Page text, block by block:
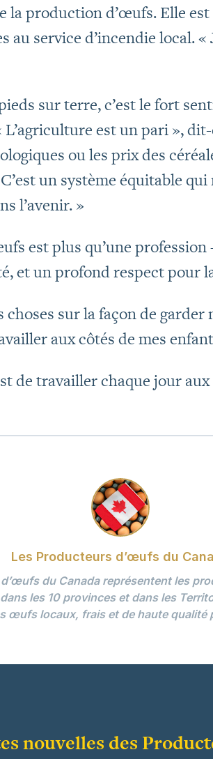
la production d’œufs. Elle
au service d’incendie local.
sur terre, c’est le fort
est un pari »,
ou les prix des
un système équitable
l’avenir. »
est plus qu’une profession
et un profond respect pour
choses sur la façon de
aux côtés de mes
de travailler chaque jour
Les Producteurs d’œufs du
du Canada représentent les
les 10 provinces et dans les
œufs locaux, frais et de haute qualité
nouvelles des